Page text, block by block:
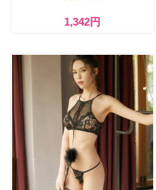
1,342円